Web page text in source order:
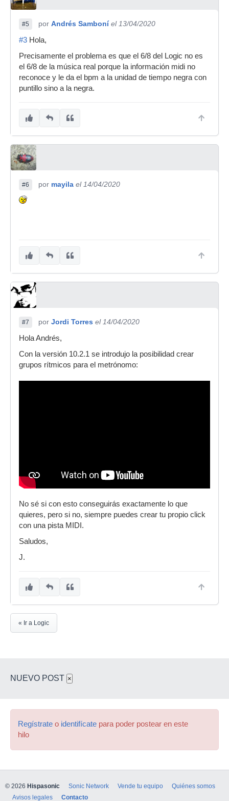
#5 por Andrés Samboní el 13/04/2020
#3 Hola,
Precisamente el problema es que el 6/8 del Logic no es
el 6/8 de la música real porque la información midi no
reconoce y le da el bpm a la unidad de tiempo negra con
puntillo sino a la negra.
#6 por mayila el 14/04/2020
#7 por Jordi Torres el 14/04/2020
Hola Andrés,
Con la versión 10.2.1 se introdujo la posibilidad crear
grupos rítmicos para el metrónomo:
No sé si con esto conseguirás exactamente lo que
quieres, pero si no, siempre puedes crear tu propio click
con una pista MIDI.
Saludos,
J.
« Ir a Logic
NUEVO POST ×
Regístrate o identifícate para poder postear en este
hilo
© 2026 Hispasonic Sonic Network Vende tu equipo
Quiénes somos
Avisos legales
Contacto